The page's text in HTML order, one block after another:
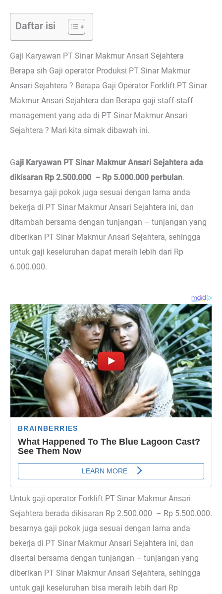
Daftar isi
Gaji Karyawan PT Sinar Makmur Ansari Sejahtera
Berapa sih Gaji operator Produksi PT Sinar Makmur
Ansari Sejahtera ? Berapa Gaji Operator Forklift PT Sinar
Makmur Ansari Sejahtera dan Berapa gaji staff-staff
management yang ada di PT Sinar Makmur Ansari
Sejahtera ? Mari kita simak dibawah ini.
Gaji Karyawan PT Sinar Makmur Ansari Sejahtera ada
dikisaran Rp 2.500.000 – Rp 5.000.000 perbulan.
besarnya gaji pokok juga sesuai dengan lama anda
bekerja di PT Sinar Makmur Ansari Sejahtera ini, dan
ditambah bersama dengan tunjangan – tunjangan yang
diberikan PT Sinar Makmur Ansari Sejahtera, sehingga
untuk gaji keseluruhan dapat meraih lebih dari Rp
6.000.000.
Untuk gaji operator Forklift PT Sinar Makmur Ansari
Sejahtera berada dikisaran Rp 2.500.000 – Rp 5.500.000.
besarnya gaji pokok juga sesuai dengan lama anda
bekerja di PT Sinar Makmur Ansari Sejahtera ini, dan
disertai bersama dengan tunjangan – tunjangan yang
diberikan PT Sinar Makmur Ansari Sejahtera, sehingga
untuk gaji keseluruhan bisa meraih lebih dari Rp